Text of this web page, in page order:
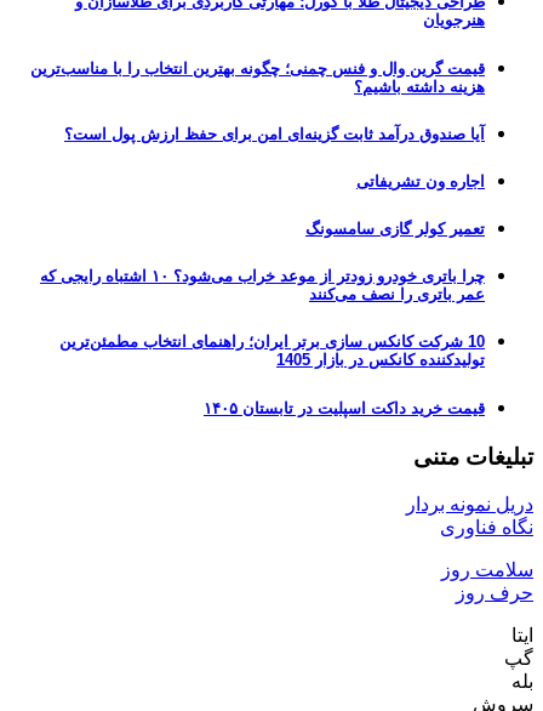
هنرجویان
قیمت گرین وال و فنس چمنی؛ چگونه بهترین انتخاب را با مناسب‌ترین
هزینه داشته باشیم؟
آیا صندوق درآمد ثابت گزینه‌ای امن برای حفظ ارزش پول است؟
اجاره ون تشریفاتی
تعمیر کولر گازی سامسونگ
چرا باتری خودرو زودتر از موعد خراب می‌شود؟ ۱۰ اشتباه رایجی که
عمر باتری را نصف می‌کنند
10 شرکت کانکس سازی برتر ایران؛ راهنمای انتخاب مطمئن‌ترین
تولیدکننده کانکس در بازار 1405
قیمت خرید داکت اسپلیت در تابستان ۱۴۰۵
تبلیغات متنی
دریل نمونه بردار
نگاه فناوری
سلامت روز
حرف روز
ایتا
گپ
بله
سروش